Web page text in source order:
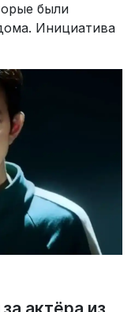
были
Инициатива